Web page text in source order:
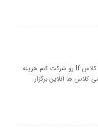
خسته نباشید من میخوام کلاس lf رو شرکت کنم هزینه
ها آنلاین برگزار